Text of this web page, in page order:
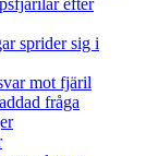
sprider sig i
mot fjäril
fråga